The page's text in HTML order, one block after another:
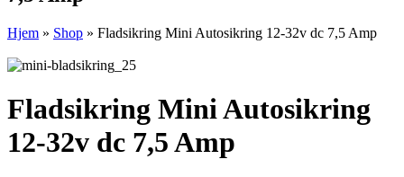
Hjem » Shop » Fladsikring Mini Autosikring 12-32v dc 7,5 Amp
Fladsikring Mini Autosikring
12-32v dc 7,5 Amp